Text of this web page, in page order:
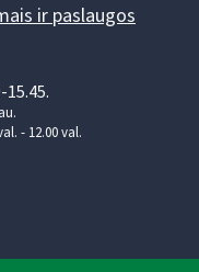
ir paslaugos
15.45.
- 12.00 val.